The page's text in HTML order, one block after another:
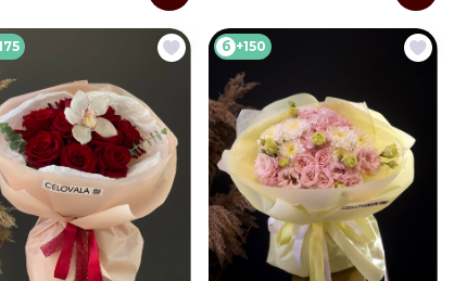
б +150